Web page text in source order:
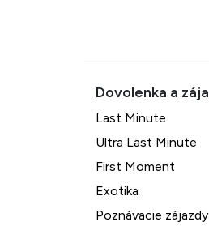
Last Minute
Ultra Last Minute
First Moment
Exotika
Poznávacie zájazdy